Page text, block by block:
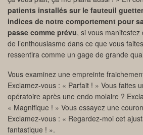
patients installés sur le fauteuil
indices de notre comportement pour
passe comme prévu, si vous
de l’enthousiasme dans ce que vous
ressentira comme un gage de grande
Vous examinez une empreinte
Exclamez-vous : « Parfait ! » Vous faites
opératoire après une endo molaire ?
« Magnifique ! » Vous essayez une
Exclamez-vous : « Regardez-moi cet
fantastique ! ».